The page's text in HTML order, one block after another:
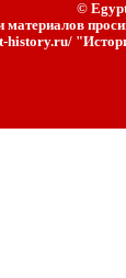
©
history.ru/